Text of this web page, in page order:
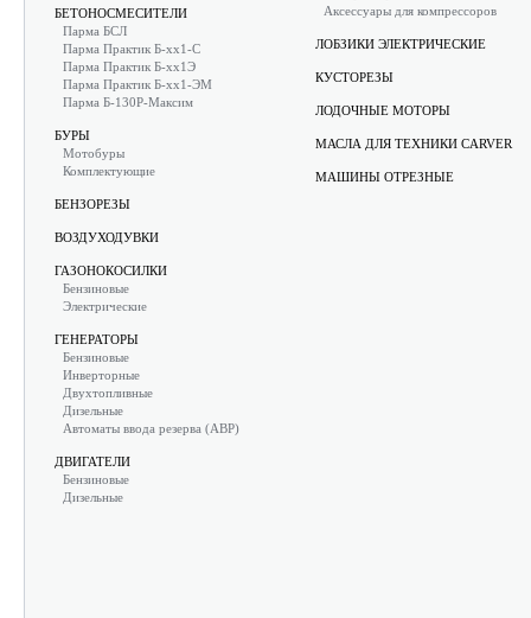
БЕТОНОСМЕСИТЕЛИ
Парма БСЛ
Парма Практик Б-хх1-С
Парма Практик Б-хх1Э
Парма Практик Б-хх1-ЭМ
Парма Б-130Р-Максим
БУРЫ
Мотобуры
Комплектующие
БЕНЗОРЕЗЫ
ВОЗДУХОДУВКИ
ГАЗОНОКОСИЛКИ
Бензиновые
Электрические
ГЕНЕРАТОРЫ
Бензиновые
Инверторные
Двухтопливные
Дизельные
Автоматы ввода резерва (АВР)
ДВИГАТЕЛИ
Бензиновые
Дизельные
Аксессуары для компрессоров
ЛОБЗИКИ ЭЛЕКТРИЧЕСКИЕ
КУСТОРЕЗЫ
ЛОДОЧНЫЕ МОТОРЫ
МАСЛА ДЛЯ ТЕХНИКИ CARVER
МАШИНЫ ОТРЕЗНЫЕ